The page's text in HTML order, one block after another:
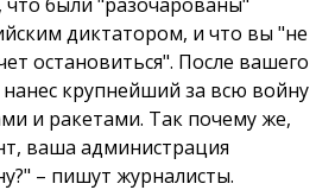
диктатором, и что вы "не
остановиться". После вашего
крупнейший за всю войну
и ракетами. Так почему же,
ваша администрация
– пишут журналисты.